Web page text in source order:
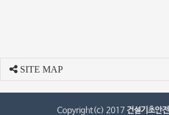
SITE MAP
Copyright(c) 2017건설기초안